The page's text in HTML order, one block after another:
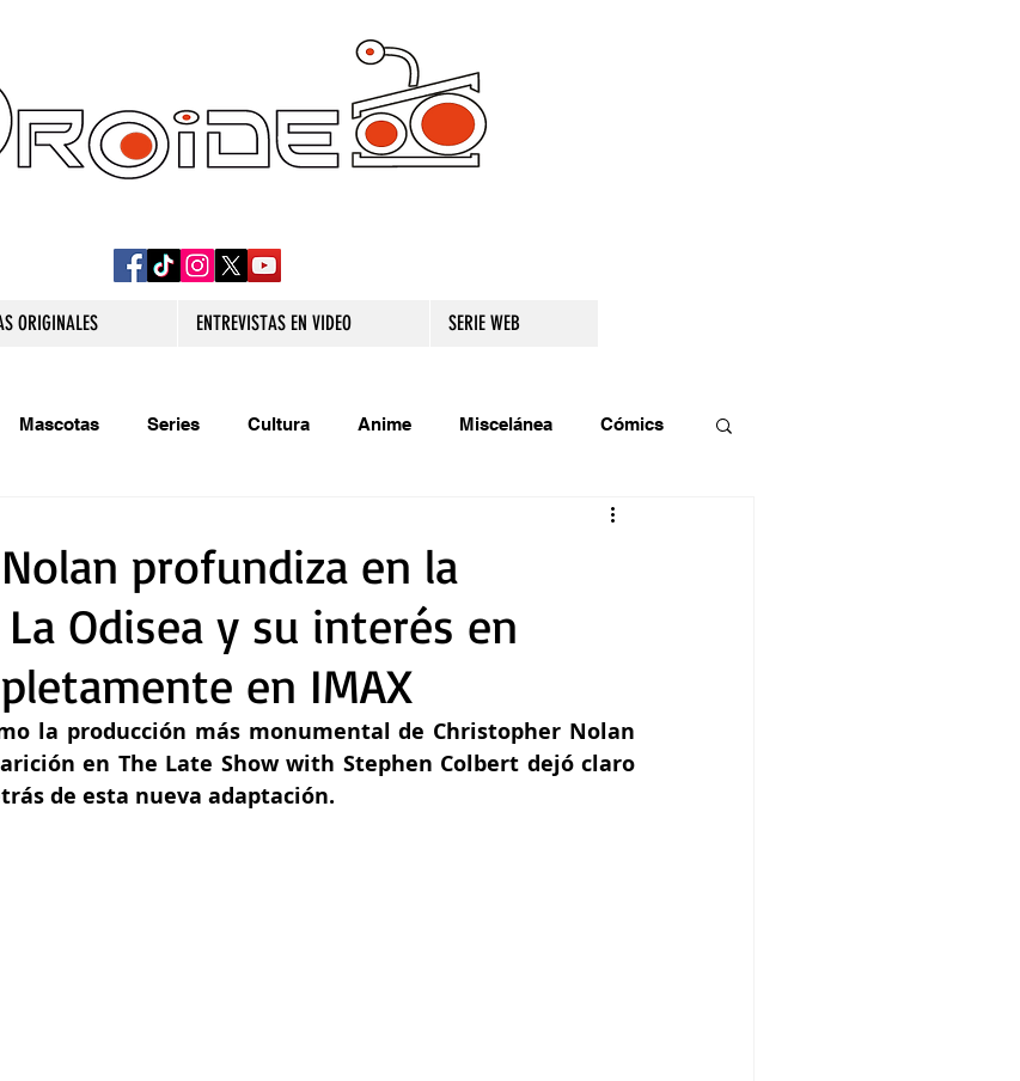
ORIGINALES ENTREVISTAS EN VIDEO SERIE WEB
Mascotas Series Cultura Anime Miscelánea Cómics
profundiza en la
Odisea y su interés en
en IMAX
la producción más monumental de Christopher Nolan
en The Late Show with Stephen Colbert dejó claro
de esta nueva adaptación.